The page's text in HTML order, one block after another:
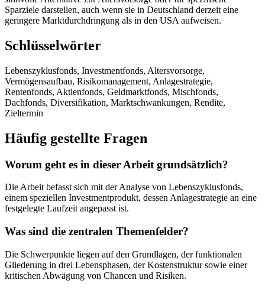
Sparziele darstellen, auch wenn sie in Deutschland derzeit eine
geringere Marktdurchdringung als in den USA aufweisen.
Schlüsselwörter
Lebenszyklusfonds, Investmentfonds, Altersvorsorge,
Vermögensaufbau, Risikomanagement, Anlagestrategie,
Rentenfonds, Aktienfonds, Geldmarktfonds, Mischfonds,
Dachfonds, Diversifikation, Marktschwankungen, Rendite,
Zieltermin
Häufig gestellte Fragen
Worum geht es in dieser Arbeit grundsätzlich?
Die Arbeit befasst sich mit der Analyse von Lebenszyklusfonds,
einem speziellen Investmentprodukt, dessen Anlagestrategie an eine
festgelegte Laufzeit angepasst ist.
Was sind die zentralen Themenfelder?
Die Schwerpunkte liegen auf den Grundlagen, der funktionalen
Gliederung in drei Lebensphasen, der Kostenstruktur sowie einer
kritischen Abwägung von Chancen und Risiken.